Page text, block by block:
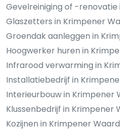
Gevelreiniging of -renovatie
Glaszetters in Krimpener
Groendak aanleggen in
Hoogwerker huren in
Infrarood verwarming in
Installatiebedrijf in
Interieurbouw in Krimpener
Klussenbedrijf in Krimpener
Kozijnen in Krimpener Waard